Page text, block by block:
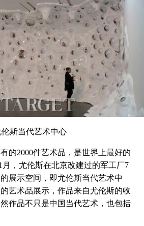
伦斯当代艺术中心
2000件艺术品，是世界上最好的
月，尤伦斯在北京改建过的军工厂7
展示空间，即尤伦斯当代艺术中
艺术品展示，作品来自尤伦斯的收
作品不只是中国当代艺术，也包括